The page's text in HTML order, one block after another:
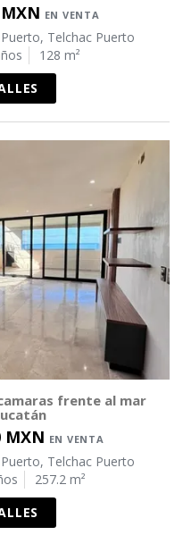
EN VENTA
Telchac Puerto
128 m²
frente al mar
MXN EN VENTA
Telchac Puerto
257.2 m²